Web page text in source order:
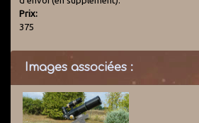
Prix:
375
Images associées :